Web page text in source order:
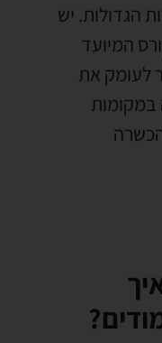
הגדולות. יש
המיועד
לעומק את
במקומות